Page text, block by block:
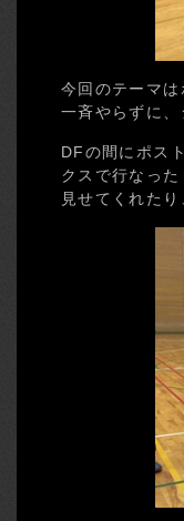
今回のテーマ
一斉やらずに
DFの間にポス
クスで行なっ
見せてくれた